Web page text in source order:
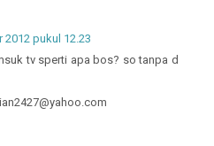
2012 pukul 12.23
tv sperti apa bos? so tanpa d